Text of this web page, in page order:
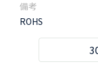
ROHS